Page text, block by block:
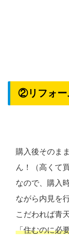
②リフォー
購入後そのま
ん！（高くて
なので、購入
ながら内見を
こだわれば青
「住むのに必